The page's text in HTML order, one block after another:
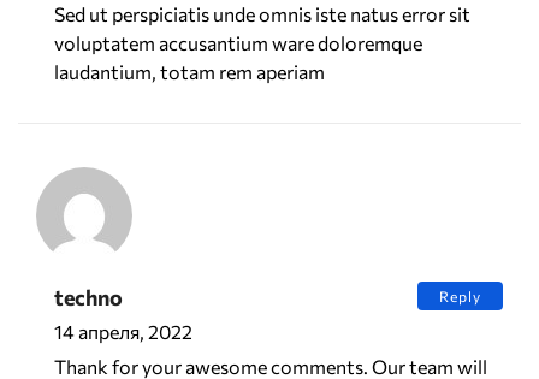
Sed ut perspiciatis unde omnis iste natus error sit
voluptatem accusantium ware doloremque
laudantium, totam rem aperiam
techno
14 апреля, 2022
Reply
Thank for your awesome comments. Our team will